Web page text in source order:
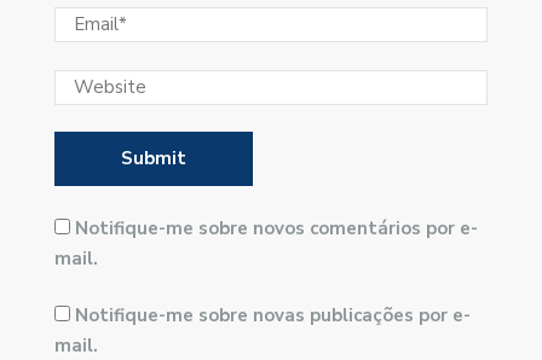
Notifique-me sobre novos comentários por e-
mail.
Notifique-me sobre novas publicações por e-
mail.